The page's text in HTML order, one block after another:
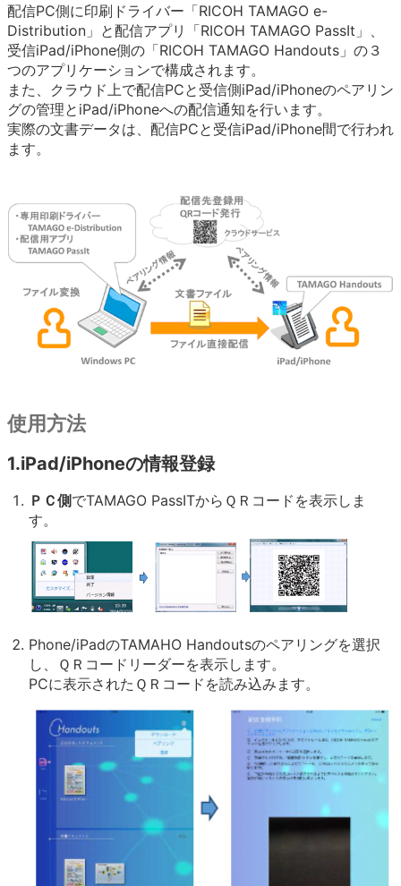
配信PC側に印刷ドライバー「RICOH TAMAGO e-
Distribution」と配信アプリ「RICOH TAMAGO PassIt」、
受信iPad/iPhone側の「RICOH TAMAGO Handouts」の３
つのアプリケーションで構成されます。
また、クラウド上で配信PCと受信側iPad/iPhoneのペアリン
グの管理とiPad/iPhoneへの配信通知を行います。
実際の文書データは、配信PCと受信iPad/iPhone間で行われ
ます。
使用方法
1.iPad/iPhoneの情報登録
ＰＣ側でTAMAGO PassITからＱＲコードを表示しま
す。
Phone/iPadのTAMAHO Handoutsのペアリングを選択
し、ＱＲコードリーダーを表示します。
PCに表示されたＱＲコードを読み込みます。